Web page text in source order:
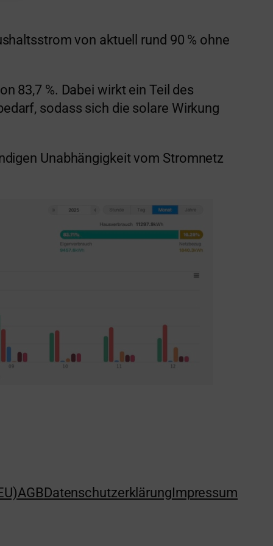
von aktuell rund 90 % ohne
83,7 %. Dabei wirkt ein Teil des
sodass sich die solare Wirkung
Unabhängigkeit vom Stromnetz
AGBDatenschutzerklärungImpressum